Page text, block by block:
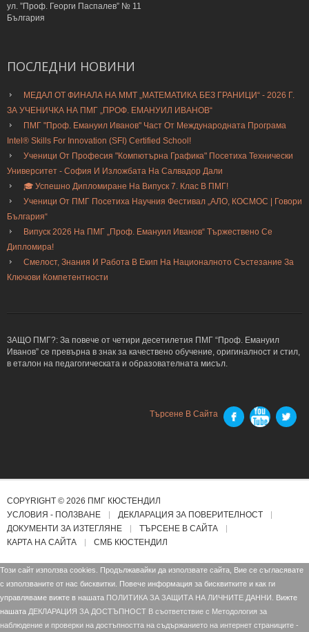
ул. ”Проф. Георги Паспалев” № 11
България
ПОСЛЕДНИ НОВИНИ
МЕДАЛ ОТ ФИНАЛА НА ММТ „МАТЕМАТИКА БЕЗ ГРАНИЦИ“ - 2026 Г.
ЗА УЧЕНИЧКА НА ПМГ „ПРОФ. ЕМАНУИЛ ИВАНОВ“
ПМГ "Проф. Емануил Иванов" Част От Международната Програма
Intel® Skills For Innovation (SFI) Certified School!
Ученици От Професия "Компютърна Графика" Посетиха Технически
Университет - София И Изложбата На Салвадор Дали
🎓 Успешно Дипломиране На Випуск 7. Клас В ПМГ!
Ученици От ПМГ Посетиха Научния Фестивал „АЛО, КОСМОС | Говори
България“
Випуск 2026 На ПМГ „Проф. Емануил Иванов“ Тържествено Се
Дипломира!
Смелост, Знания И Работа В Екип На Националното Състезание За
Ключови Компетентности
ЗАЩО ПМГ?: За повече от четири десетилетия ПМГ “Проф. Емануил
Иванов” се превърна в знак за качествено обучение, оригиналност и стил,
в еталон на педагогическата и образователната мисъл.
Търсене В Сайта
COPYRIGHT © 2026 ПМГ КЮСТЕНДИЛ
УСЛОВИЯ - ПОЛЗВАНЕ
ДЕКЛАРАЦИЯ ЗА ПОВЕРИТЕЛНОСТ
ДОКУМЕНТИ ЗА ИЗТЕГЛЯНЕ
ТЪРСЕНЕ В САЙТА
КАРТА НА САЙТА
СМБ КЮСТЕНДИЛ
Този сайт използва cookies. Продължавайки да използвате сайта, Вие се съгласявате
с използваните от нас бисквитки. Повече информация за бисквитките и как ги
управляваме вижте в нашата ПОЛИТИКА ЗА ЗАЩИТА НА ЛИЧНИТЕ ДАННИ.
Вижте
нашата ДЕКЛАРАЦИЯ ЗА ДОСТЪПНОСТ В съответствие с Mетодология за
наблюдение и проверки на достъпността на съдържанието на интернет страниците -